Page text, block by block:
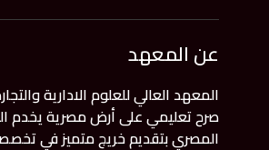
عن المعهد
المعهد العالي للعلوم الادارية
صرح تعليمي على أرض مصرية يخدم
المصري بتقديم خريج متميز في